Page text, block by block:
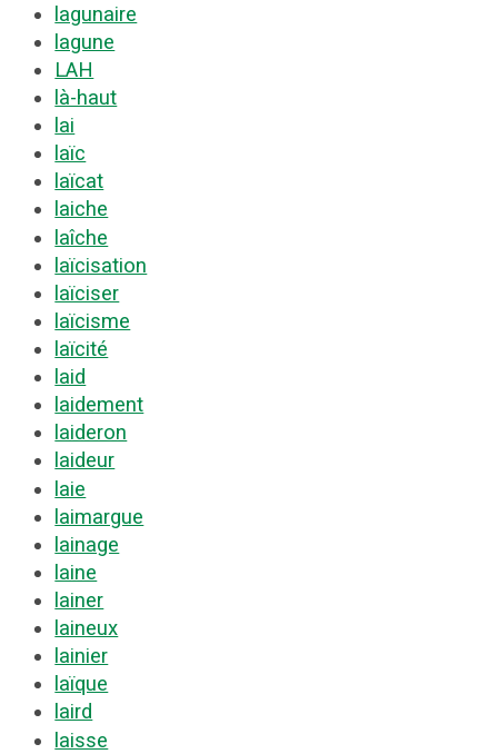
lagunaire
lagune
LAH
là-haut
lai
laïc
laïcat
laiche
laîche
laïcisation
laïciser
laïcisme
laïcité
laid
laidement
laideron
laideur
laie
laimargue
lainage
laine
lainer
laineux
lainier
laïque
laird
laisse